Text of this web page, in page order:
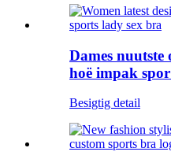
Dames
hoë impak
Besigtig detail